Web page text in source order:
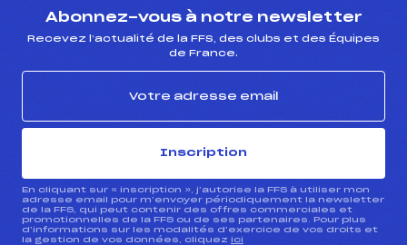
Abonnez-vous à notre newsletter
Recevez l’actualité de la FFS, des clubs et des Équipes
de France.
Inscription
En cliquant sur « inscription », j’autorise la FFS à utiliser mon
adresse email pour m’envoyer périodiquement la newsletter
de la FFS, qui peut contenir des offres commerciales et
promotionnelles de la FFS ou de ses partenaires. Pour plus
d’informations sur les modalités d’exercice de vos droits et
la gestion de vos données, cliquez ici